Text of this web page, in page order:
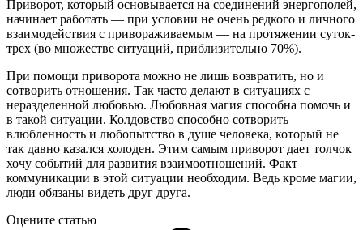
Приворот, который основывается на соединений энергополей,
начинает работать — при условии не очень редкого и личного
взаимодействия с привораживаемым — на протяжении суток-
трех (во множестве ситуаций, приблизительно 70%).
При помощи приворота можно не лишь возвратить, но и
сотворить отношения. Так часто делают в ситуациях с
неразделенной любовью. Любовная магия способна помочь и
в такой ситуации. Колдовство способно сотворить
влюбленность и любопытство в душе человека, который не
так давно казался холоден. Этим самым приворот дает толчок
хочу событий для развития взаимоотношений. Факт
коммуникации в этой ситуации необходим. Ведь кроме магии,
люди обязаны видеть друг друга.
Оцените статью